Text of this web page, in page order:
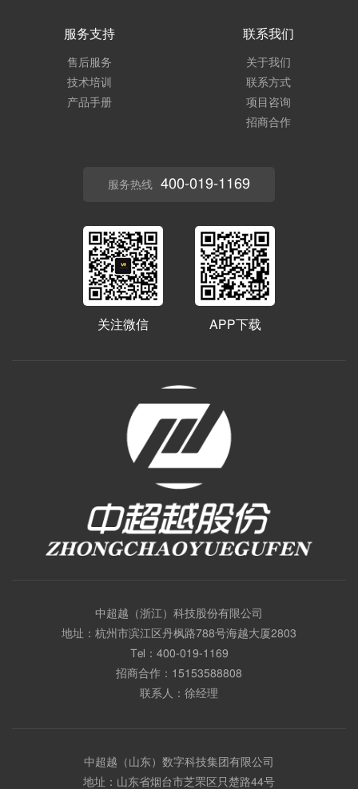
服务支持
售后服务
技术培训
产品手册
联系我们
关于我们
联系方式
项目咨询
招商合作
服务热线 400-019-1169
关注微信 APP下载
中超越（浙江）科技股份有限公司
地址：杭州市滨江区丹枫路788号海越大厦2803
Tel： 400-019-1169
招商合作： 15153588808
联系人：徐经理
中超越（山东）数字科技集团有限公司
地址：山东省烟台市芝罘区只楚路44号